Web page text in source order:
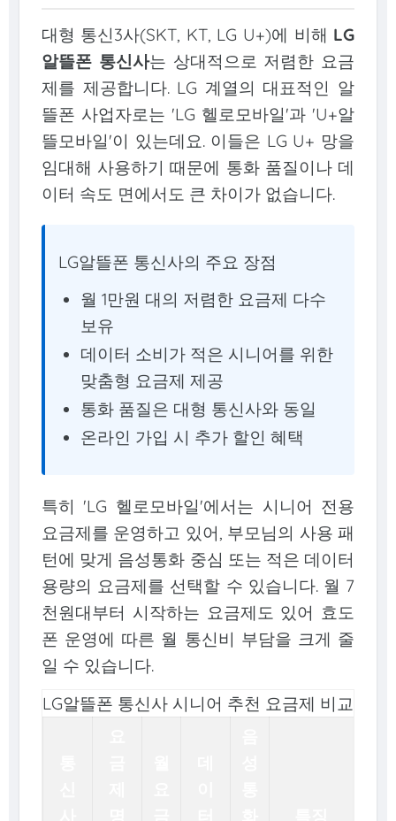
대형 통신3사(SKT, KT, LG U+)에 비해 LG
알뜰폰 통신사는 상대적으로 저렴한 요금
제를 제공합니다. LG 계열의 대표적인 알
뜰폰 사업자로는 'LG 헬로모바일'과 'U+알
뜰모바일'이 있는데요. 이들은 LG U+ 망을
임대해 사용하기 때문에 통화 품질이나 데
이터 속도 면에서도 큰 차이가 없습니다.
LG알뜰폰 통신사의 주요 장점
월 1만원 대의 저렴한 요금제 다수
보유
데이터 소비가 적은 시니어를 위한
맞춤형 요금제 제공
통화 품질은 대형 통신사와 동일
온라인 가입 시 추가 할인 혜택
특히 'LG 헬로모바일'에서는 시니어 전용
요금제를 운영하고 있어, 부모님의 사용 패
턴에 맞게 음성통화 중심 또는 적은 데이터
용량의 요금제를 선택할 수 있습니다. 월 7
천원대부터 시작하는 요금제도 있어 효도
폰 운영에 따른 월 통신비 부담을 크게 줄
일 수 있습니다.
LG알뜰폰 통신사 시니어 추천 요금제 비교